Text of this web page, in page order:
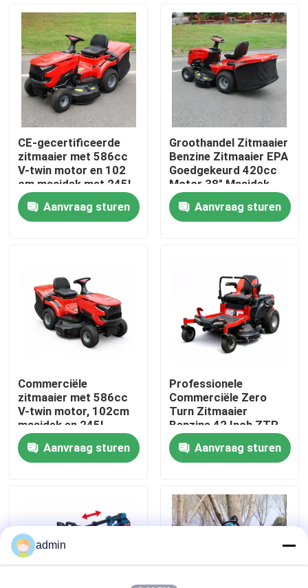
Thuis
Video's
Over ons
Neem contact met ons op
Vraag een offerte
Handbediend Mini Chainsaw
CE-gecertificeerde
zitmaaier met 586cc
V-twin motor en 102
cm maaidek met 245L
grasopvangbak
Aanvraag sturen
Groothandel Zitmaaier
Benzine Zitmaaier EPA
Goedgekeurd 420cc
Motor 38" Maaidek
Grasmaaier Tractor
OEM Ondersteuning
Aanvraag sturen
Commerciële
zitmaaier met 586cc
V-twin motor, 102cm
maaidek en 245L
grasopvangzak
Aanvraag sturen
Professionele
Commerciële Zero
Turn Zitmaaier
Benzine 42 Inch ZTR
Maaier
Aanvraag sturen
admin